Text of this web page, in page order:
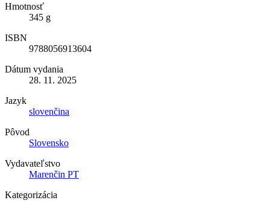
Hmotnosť
345 g
ISBN
9788056913604
Dátum vydania
28. 11. 2025
Jazyk
slovenčina
Pôvod
Slovensko
Vydavateľstvo
Marenčin PT
Kategorizácia